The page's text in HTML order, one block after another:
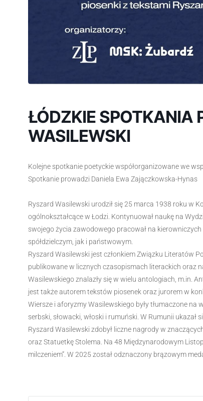
ŁÓDZKIE SPOTKANIA
WASILEWSKI
Kolejne spotkanie poetyckie współorganizowane we
Spotkanie prowadzi Daniela Ewa Zajączkowska-Hynas
Ryszard Wasilewski urodził się 25 marca 1938 roku w
ogólnokształcące w Łodzi. Kontynuował naukę na
swojego życia zawodowego pracował na
spółdzielczym, jak i państwowym.
Ryszard Wasilewski jest członkiem Związku Literatów
publikowane w licznych czasopismach literackich oraz
Wasilewskiego znalazły się w wielu antologiach, m.in.
jest także autorem tekstów piosenek oraz jurorem w
Wiersze i aforyzmy Wasilewskiego były tłumaczone na
serbski, słowacki, włoski i rumuński. W Rumunii ukazał
Ryszard Wasilewski zdobył liczne nagrody w
oraz Statuetkę Stolema. Na 48 Międzynarodowym
milczeniem”. W 2025 został odznaczony brązowym